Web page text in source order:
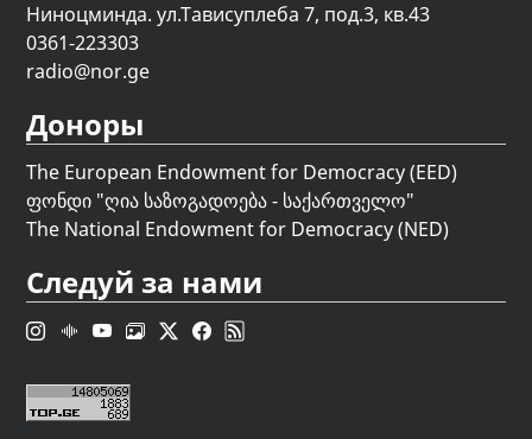
Ниноцминда. ул.Тависуплеба 7, под.3, кв.43
0361-223303
radio@nor.ge
Доноры
The European Endowment for Democracy (EED)
ფონდი "ღია საზოგადოება - საქართველო"
The National Endowment for Democracy (NED)
Следуй за нами